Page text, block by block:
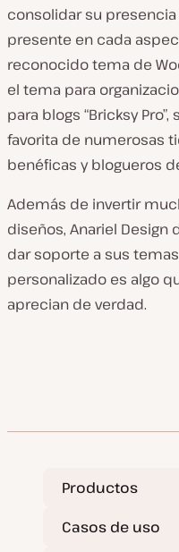
consolidar su
presente en cada
reconocido tema de
el tema para
para blogs “Bricksy
favorita de numerosas
benéficas y blogueros
Además de invertir
diseños, Anariel
dar soporte a sus
personalizado es algo
aprecian de verdad.
Productos
Casos de uso